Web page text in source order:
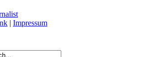
| Impressum